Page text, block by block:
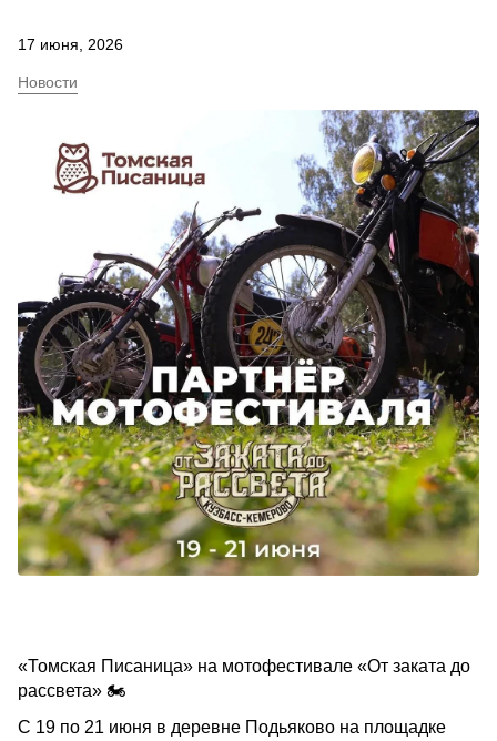
17 июня, 2026
Новости
«Томская Писаница» на мотофестивале «От заката до
рассвета» 🏍
С 19 по 21 июня в деревне Подьяково на площадке